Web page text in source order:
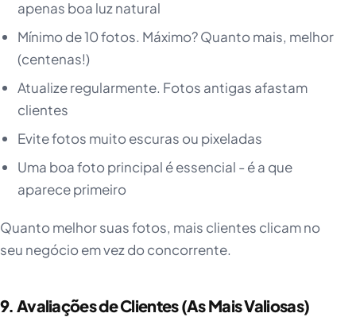
apenas boa luz natural
Mínimo de 10 fotos. Máximo? Quanto mais, melhor
(centenas!)
Atualize regularmente. Fotos antigas afastam
clientes
Evite fotos muito escuras ou pixeladas
Uma boa foto principal é essencial - é a que
aparece primeiro
Quanto melhor suas fotos, mais clientes clicam no
seu negócio em vez do concorrente.
9. Avaliações de Clientes (As Mais Valiosas)